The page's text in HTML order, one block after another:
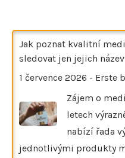
Jak poznat kvalitní
sledovat jen jejich název
1 července 2026 - Erste
Zájem o
letech
nabízí řada
jednotlivými produkty